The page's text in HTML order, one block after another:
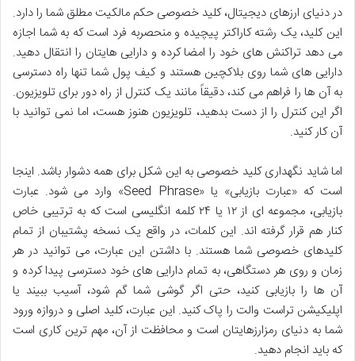
در دنیای ارزهای دیجیتال، کلید خصوصی حکم مالکیت مطلق شما را دارد.
این کلید، یک رشته کاراکتر پیچیده و منحصربه فرد است که به شما اجازه
می دهد تراکنش های خود را امضا کرده و دارایی هایتان را انتقال دهید.
دارایی های شما روی بلاکچین هستند و کیف پول شما تنها راه دسترسی
به آن ها را فراهم می کند، دقیقاً مانند یک کنترل از راه دور برای تلویزیون.
اگر این کنترل را از دست بدهید، تلویزیون هنوز هست، اما نمی توانید با
آن کار کنید.
اما شاید نگهداری کلید خصوصی به این شکل برای همه دشوار باشد. اینجا
است که «عبارت بازیابی» یا «Seed Phrase» وارد می شود. عبارت
بازیابی، مجموعه ای از ۱۲ یا ۲۴ کلمه انگلیسی است که به ترتیبی خاص
کنار هم قرار گرفته اند. این کلمات، در واقع یک نسخه پشتیبان از تمام
کلیدهای خصوصی شما هستند. با داشتن این عبارت، می توانید در هر
زمان و روی هر دستگاهی، به تمام دارایی های خود دسترسی پیدا کرده و
آن ها را بازیابی کنید، حتی اگر گوشی شما گم شود، آسیب ببیند یا
اپلیکیشن تراست والت را پاک کنید. این عبارت، کلید اصلی و دروازه ورود
شما به دنیای رمزارزهایتان است و محافظت از آن، مهم ترین کاری است
که باید انجام دهید.